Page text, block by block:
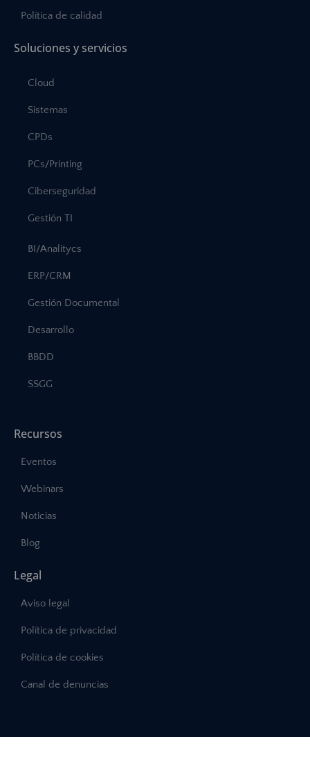
Política de calidad
Soluciones y servicios
Cloud
Sistemas
CPDs
PCs/Printing
Ciberseguridad
Gestión TI
BI/Analitycs
ERP/CRM
Gestión Documental
Desarrollo
BBDD
SSGG
Recursos
Eventos
Webinars
Noticias
Blog
Legal
Aviso legal
Política de privacidad
Política de cookies
Canal de denuncias